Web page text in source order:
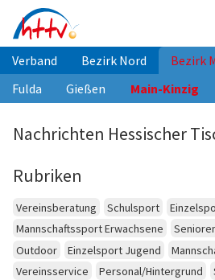
Inhalt
springen
Verband Bezirk Nord Bezirk
Fulda
Gießen Main-Kinzig
Nachrichten Hessischer
Rubriken
Vereinsberatung Schulsport
Mannschaftssport Erwachsene
Outdoor
Einzelsport Jugend
Vereinsservice
Personal/Hintergrund